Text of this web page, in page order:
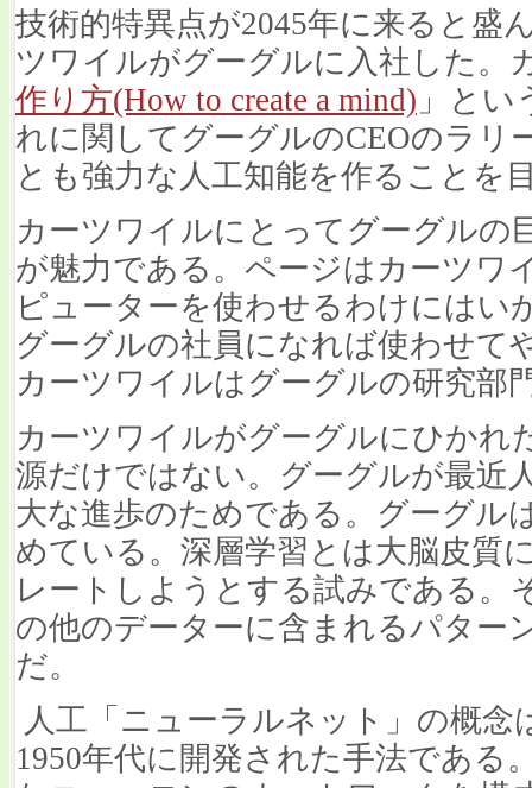
技術的特異点が2045年に来ると盛
ツワイルがグーグルに入社した。
作り方(How to create a mind) 」と
れに関してグーグルのCEOのラリ
とも強力な人工知能を作ることを
カーツワイルにとってグーグルの
が魅力である。ページはカーツワ
ピューターを使わせるわけにはい
グーグルの社員になれば使わせて
カーツワイルはグーグルの研究部
カーツワイルがグーグルにひかれ
源だけではない。グーグルが最近
大な進歩のためである。グーグル
めている。深層学習とは大脳皮質
レートしようとする試みである。
の他のデーターに含まれるパター
だ。
人工「ニューラルネット」の概
1950年代に開発された手法である